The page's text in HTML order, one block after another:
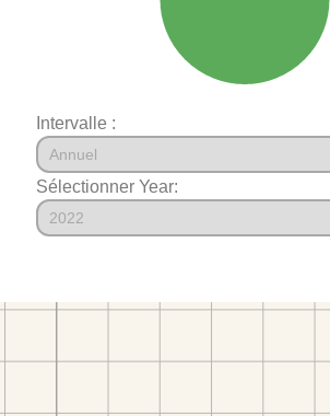
Intervalle :
Sélectionner Year: